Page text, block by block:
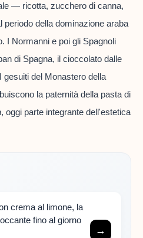
— ricotta, zucchero di canna,
della dominazione araba
I Normanni e poi gli Spagnoli
di Spagna, il cioccolato dalle
del Monastero della
la paternità della pasta di
, oggi parte integrante dell'estetica
crema al limone, la
fino al giorno
→